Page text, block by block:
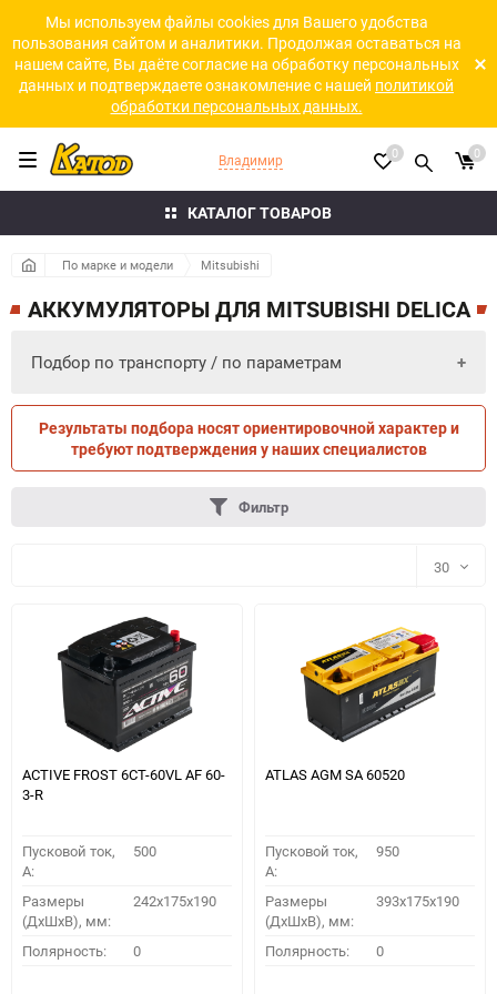
Мы используем файлы cookies для Вашего удобства
пользования сайтом и аналитики. Продолжая оставаться на
нашем сайте, Вы даёте согласие на обработку персональных
данных и подтверждаете ознакомление с нашей политикой
обработки персональных данных.
КАТАЛОГ ТОВАРОВ
Владимир 0 0
По марке и модели Mitsubishi
АККУМУЛЯТОРЫ ДЛЯ MITSUBISHI DELICA
Подбор по транспорту / по параметрам
ПО ТРАНСПОРТУ ПО ПАРАМЕТРАМ
ПОДОБРАТЬ
Результаты подбора носят ориентировочной характер и
требуют подтверждения у наших специалистов
Фильтр
30
30
60
ACTIVE FROST 6СТ-60VL АF 60-
3-R
Пусковой ток,
A:
500
Размеры
(ДхШхВ), мм:
242x175x190
Полярность: 0
ATLAS AGM SA 60520
Пусковой ток,
A:
950
Размеры
(ДхШхВ), мм:
393x175x190
Полярность: 0